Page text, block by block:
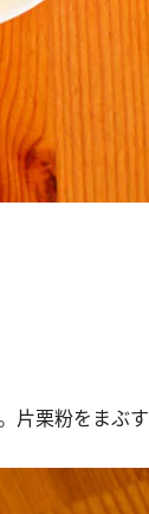
片栗粉をまぶす